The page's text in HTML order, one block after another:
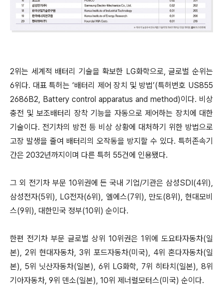
2위는 세계적 배터리 기술을 확보한 LG화학으로, 글로벌 순위는
6위다. 대표 특허는 ‘배터리 제어 장치 및 방법’(특허번호 US855
2686B2, Battery control apparatus and method)이다. 비상
충전 및 보조배터리 장착 기능을 자동으로 제어하는 장치에 대한
기술이다. 전기차의 방전 등 비상 상황에 대처하기 위한 방법으로
고장 발생을 줄여 배터리의 오작동을 방지할 수 있다. 특허존속기
간은 2032년까지이며 다른 특허 55건에 인용됐다.
그 외 전기차 부문 10위권에 든 국내 기업/기관은 삼성SDI(4위),
삼성전자(5위), LG전자(6위), 엘에스(7위), 만도(8위), 현대모비
스(9위), 대한민국 정부(10위) 순이다.
한편 전기차 부문 글로벌 상위 10위권은 1위에 도요타자동차(일
본), 2위 현대자동차, 3위 포드자동차(미국), 4위 혼다자동차(일
본), 5위 닛산자동차(일본), 6위 LG화학, 7위 히타치(일본), 8위
기아자동차, 9위 덴소(일본), 10위 제너럴모터스(미국) 순이다.